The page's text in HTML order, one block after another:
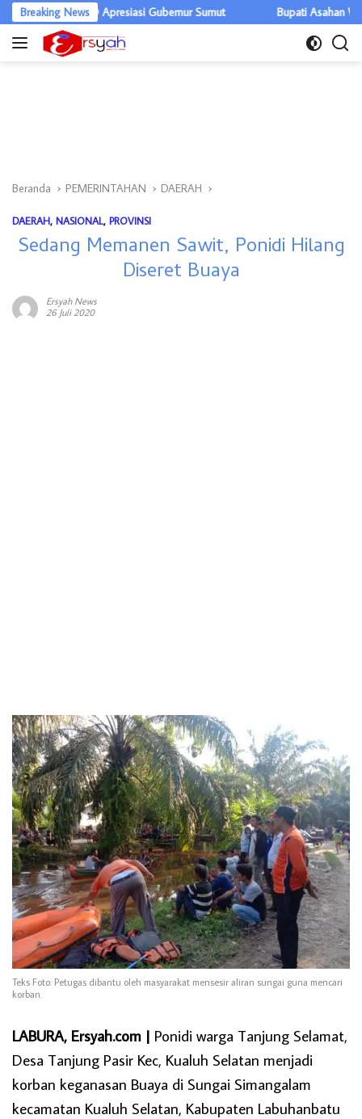
Langsung
ke
Breaking News
DPRD Apresiasi Gubernur Sumut Bupati Asahan Warning OPD,
Beranda PEMERINTAHAN DAERAH
DAERAH, NASIONAL, PROVINSI
Sedang Memanen Sawit, Ponidi Hilang
Diseret Buaya
Ersyah News
26 Juli 2020
Teks Foto: Petugas dibantu oleh masyarakat mensesir aliran sungai guna mencari
korban.
LABURA, Ersyah.com | Ponidi warga Tanjung Selamat,
Desa Tanjung Pasir Kec, Kualuh Selatan menjadi
korban keganasan Buaya di Sungai Simangalam
kecamatan Kualuh Selatan, Kabupaten Labuhanbatu